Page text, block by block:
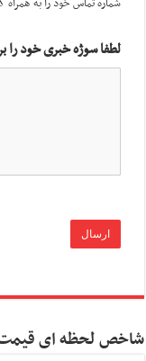
لطفا سوژه خبری خود را
شاخص لحظه ای